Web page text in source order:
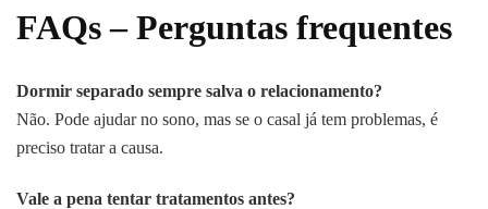
FAQs – Perguntas frequentes
Dormir separado sempre salva o relacionamento?
Não. Pode ajudar no sono, mas se o casal já tem problemas, é
preciso tratar a causa.
Vale a pena tentar tratamentos antes?